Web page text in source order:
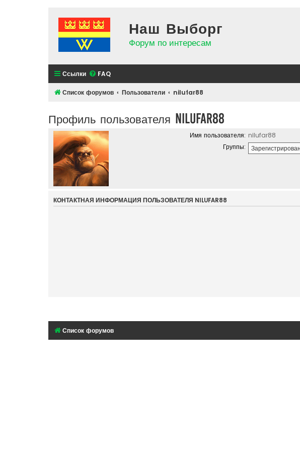
Наш Выборг
Форум по интересам
Ссылки FAQ
Список форумов Пользователи nilufar88
Профиль пользователя nilufar88
Имя пользователя: nilufar88
Группы:
КОНТАКТНАЯ ИНФОРМАЦИЯ ПОЛЬЗОВАТЕЛЯ NILUFAR88
Список форумов